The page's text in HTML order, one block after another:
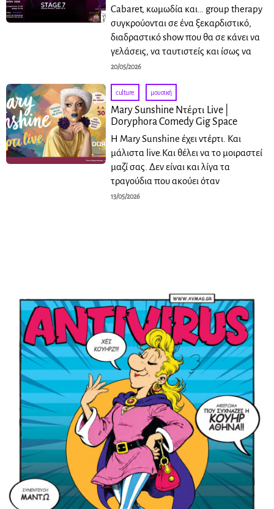
Cabaret, κωμωδία και… group therapy
συγκρούονται σε ένα ξεκαρδιστικό,
διαδραστικό show που θα σε κάνει να
γελάσεις, να ταυτιστείς και ίσως να
20/05/2026
culture · μουσική
Mary Sunshine Ντέρτι Live |
Doryphora Comedy Gig Space
Η Mary Sunshine έχει ντέρτι. Και
μάλιστα live.Και θέλει να το μοιραστεί
μαζί σας. Δεν είναι και λίγα τα
τραγούδια που ακούει όταν
13/05/2026